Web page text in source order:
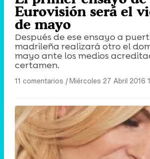
Eurovisión será el
de mayo
Después de ese ensayo a
madrileña realizará otro el
mayo ante los medios
certamen.
11 comentarios |Miércoles 27 Abril 2016